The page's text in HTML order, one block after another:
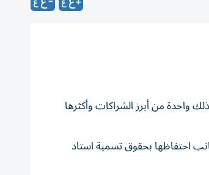
واحدة من أبرز الشراكات وأكثرها
احتفاظها بحقوق تسمية استاد